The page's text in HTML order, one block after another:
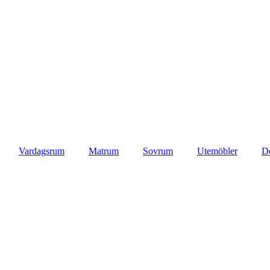
Vardagsrum Matrum Sovrum Utemöbler